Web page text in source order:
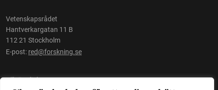
Vetenskapsrådet
Hantverkargatan 11 B
112 21 Stockholm
E-post: red@forskning.se
Tillgänglighet